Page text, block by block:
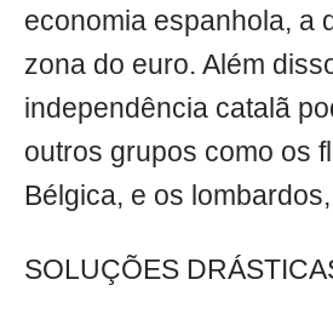
economia espanhola, a
zona do euro. Além
independência catalã
outros grupos como os
Bélgica, e os
SOLUÇÕES